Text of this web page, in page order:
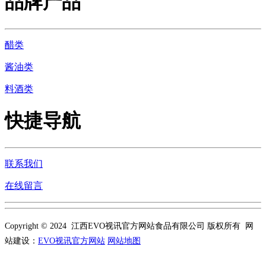
醋类
酱油类
料酒类
快捷导航
联系我们
在线留言
Copyright © 2024 江西EVO视讯官方网站食品有限公司 版权所有 网
站建设： EVO视讯官方网站 网站地图